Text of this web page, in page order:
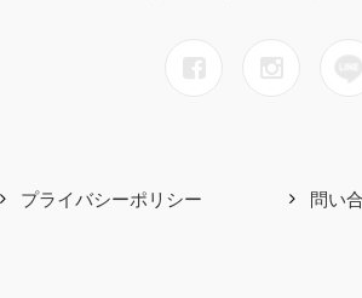
プライバシーポリシー 問い